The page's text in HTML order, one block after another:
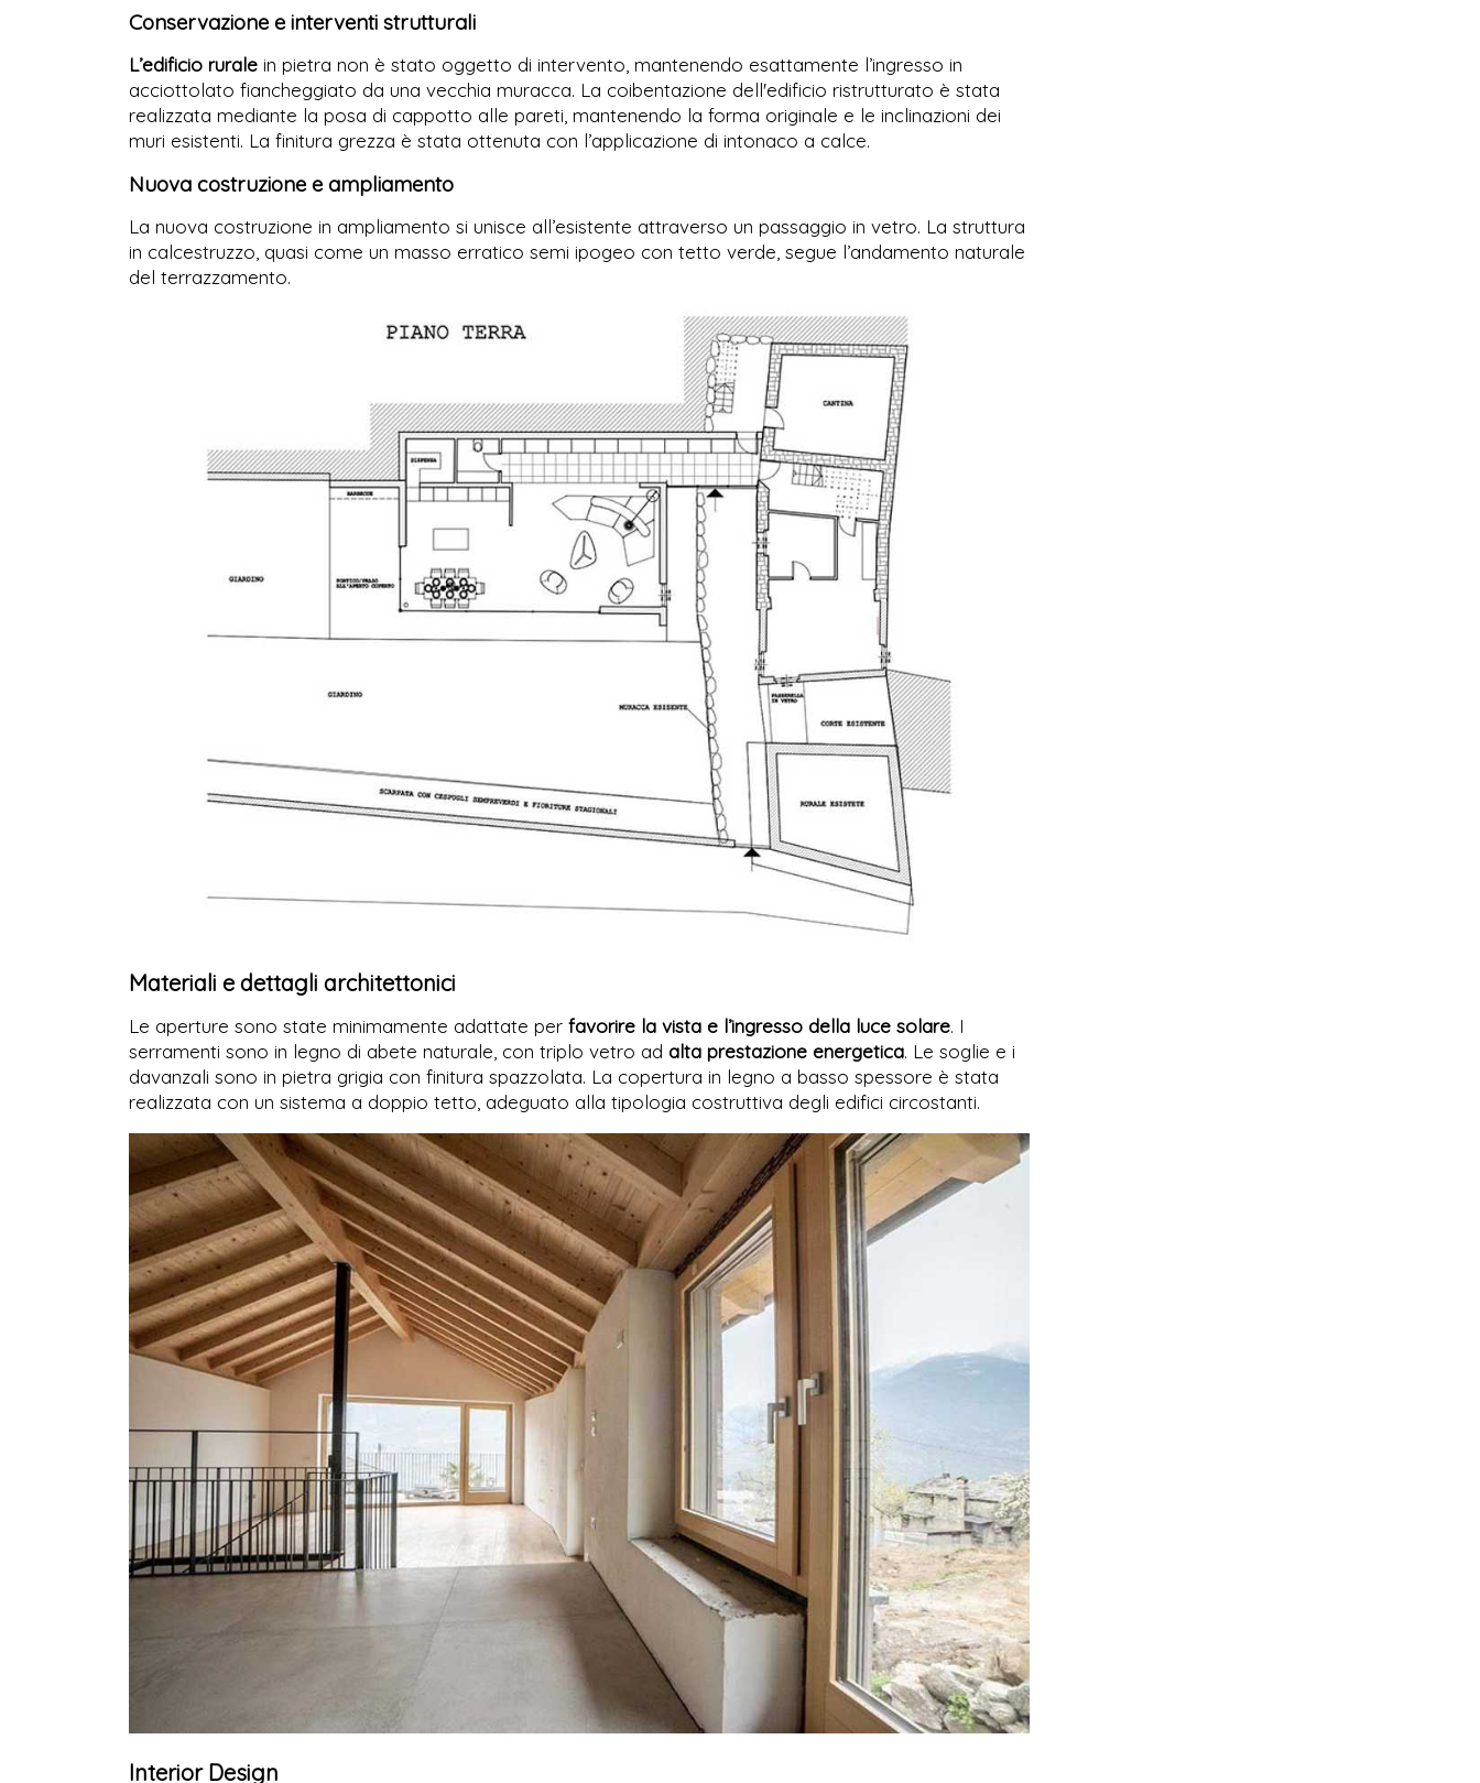
Conservazione e interventi strutturali
L’edificio rurale in pietra non è stato oggetto di intervento, mantenendo esattamente l’ingresso in
acciottolato fiancheggiato da una vecchia muracca. La coibentazione dell'edificio ristrutturato è stata
realizzata mediante la posa di cappotto alle pareti, mantenendo la forma originale e le inclinazioni dei
muri esistenti. La finitura grezza è stata ottenuta con l’applicazione di intonaco a calce.
Nuova costruzione e ampliamento
La nuova costruzione in ampliamento si unisce all’esistente attraverso un passaggio in vetro. La struttura
in calcestruzzo, quasi come un masso erratico semi ipogeo con tetto verde, segue l’andamento naturale
del terrazzamento.
Materiali e dettagli architettonici
Le aperture sono state minimamente adattate per favorire la vista e l’ingresso della luce solare. I
serramenti sono in legno di abete naturale, con triplo vetro ad alta prestazione energetica. Le soglie e i
davanzali sono in pietra grigia con finitura spazzolata. La copertura in legno a basso spessore è stata
realizzata con un sistema a doppio tetto, adeguato alla tipologia costruttiva degli edifici circostanti.
Interior Design